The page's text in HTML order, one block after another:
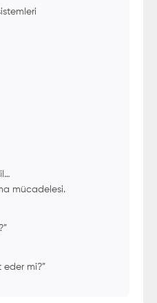
mücadelesi.
eder mi?”